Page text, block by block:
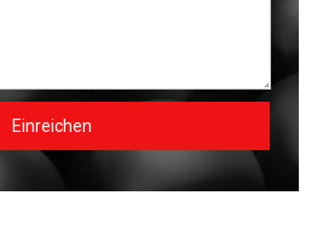
Einreichen